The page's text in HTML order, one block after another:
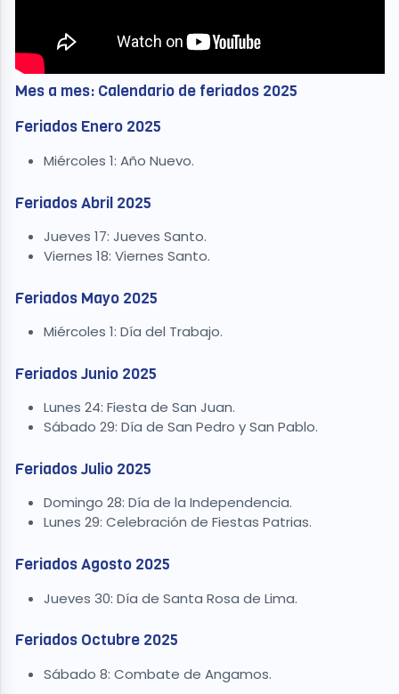
Mes a mes: Calendario de feriados 2025
Feriados Enero 2025
Miércoles 1: Año Nuevo.
Feriados Abril 2025
Jueves 17: Jueves Santo.
Viernes 18: Viernes Santo.
Feriados Mayo 2025
Miércoles 1: Día del Trabajo.
Feriados Junio 2025
Lunes 24: Fiesta de San Juan.
Sábado 29: Día de San Pedro y San Pablo.
Feriados Julio 2025
Domingo 28: Día de la Independencia.
Lunes 29: Celebración de Fiestas Patrias.
Feriados Agosto 2025
Jueves 30: Día de Santa Rosa de Lima.
Feriados Octubre 2025
Sábado 8: Combate de Angamos.